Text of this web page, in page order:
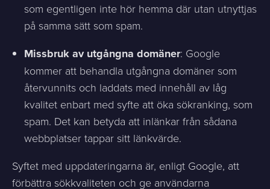
som egentligen inte hör hemma där utan utnyttjas
på samma sätt som spam.
Missbruk av utgångna domäner: Google
kommer att behandla utgångna domäner som
återvunnits och laddats med innehåll av låg
kvalitet enbart med syfte att öka sökranking, som
spam. Det kan betyda att inlänkar från sådana
webbplatser tappar sitt länkvärde.
Syftet med uppdateringarna är, enligt Google, att
förbättra sökkvaliteten och ge användarna